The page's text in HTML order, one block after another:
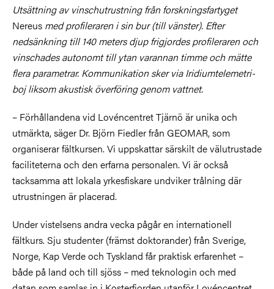
Utsättning av vinschutrustning från forskningsfartyget
Nereus med profileraren i sin bur (till vänster). Efter
nedsänkning till 140 meters djup frigjordes profileraren och
vinschades autonomt till ytan varannan timme och mätte
flera parametrar. Kommunikation sker via Iridiumtelemetri-
boj liksom akustisk överföring genom vattnet.
– Förhållandena vid Lovéncentret Tjärnö är unika och
utmärkta, säger Dr. Björn Fiedler från GEOMAR, som
organiserar fältkursen. Vi uppskattar särskilt de välutrustade
faciliteterna och den erfarna personalen. Vi är också
tacksamma att lokala yrkesfiskare undviker trålning där
utrustningen är placerad.
Under vistelsens andra vecka pågår en internationell
fältkurs. Sju studenter (främst doktorander) från Sverige,
Norge, Kap Verde och Tyskland får praktisk erfarenhet –
både på land och till sjöss – med teknologin och med